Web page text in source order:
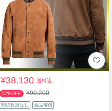
¥38,130送料込
57%OFF ¥90,200
関税負担なし 返品補償